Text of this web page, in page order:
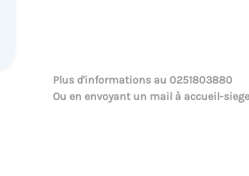
Plus d'informations au 0251803880
Ou en envoyant un mail à accueil-